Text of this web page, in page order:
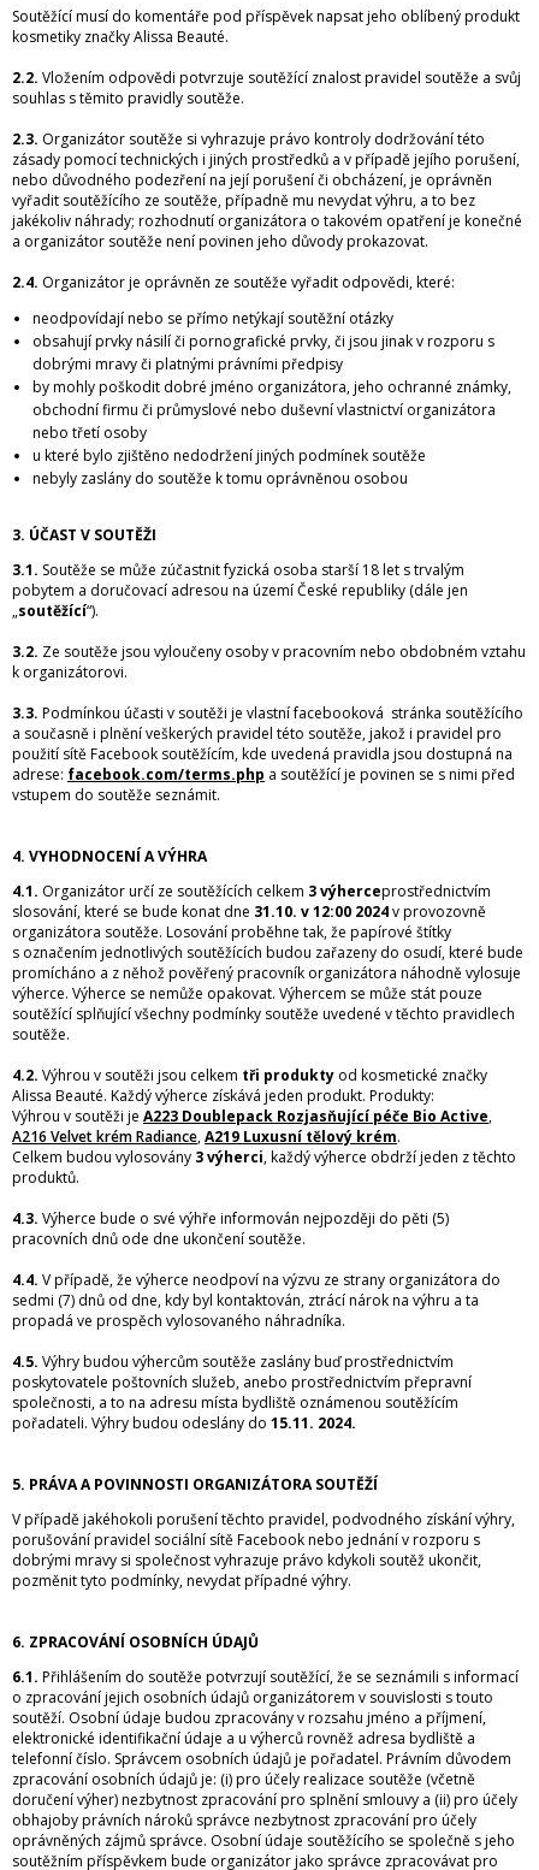
Soutěžící musí do komentáře pod příspěvek napsat jeho oblíbený produkt
kosmetiky značky Alissa Beauté.
2.2. Vložením odpovědi potvrzuje soutěžící znalost pravidel soutěže a svůj
souhlas s těmito pravidly soutěže.
2.3. Organizátor soutěže si vyhrazuje právo kontroly dodržování této
zásady pomocí technických i jiných prostředků a v případě jejího porušení,
nebo důvodného podezření na její porušení či obcházení, je oprávněn
vyřadit soutěžícího ze soutěže, případně mu nevydat výhru, a to bez
jakékoliv náhrady; rozhodnutí organizátora o takovém opatření je konečné
a organizátor soutěže není povinen jeho důvody prokazovat.
2.4. Organizátor je oprávněn ze soutěže vyřadit odpovědi, které:
neodpovídají nebo se přímo netýkají soutěžní otázky
obsahují prvky násilí či pornografické prvky, či jsou jinak v rozporu s
dobrými mravy či platnými právními předpisy
by mohly poškodit dobré jméno organizátora, jeho ochranné známky,
obchodní firmu či průmyslové nebo duševní vlastnictví organizátora
nebo třetí osoby
u které bylo zjištěno nedodržení jiných podmínek soutěže
nebyly zaslány do soutěže k tomu oprávněnou osobou
3. ÚČAST V SOUTĚŽI
3.1. Soutěže se může zúčastnit fyzická osoba starší 18 let s trvalým
pobytem a doručovací adresou na území České republiky (dále jen
„soutěžící“).
3.2. Ze soutěže jsou vyloučeny osoby v pracovním nebo obdobném vztahu
k organizátorovi.
3.3. Podmínkou účasti v soutěži je vlastní facebooková stránka soutěžícího
a současně i plnění veškerých pravidel této soutěže, jakož i pravidel pro
použití sítě Facebook soutěžícím, kde uvedená pravidla jsou dostupná na
adrese: facebook.com/terms.php a soutěžící je povinen se s nimi před
vstupem do soutěže seznámit.
4. VYHODNOCENÍ A VÝHRA
4.1. Organizátor určí ze soutěžících celkem 3 výherceprostřednictvím
slosování, které se bude konat dne 31.10. v 12:00 2024v provozovně
organizátora soutěže. Losování proběhne tak, že papírové štítky
s označením jednotlivých soutěžících budou zařazeny do osudí, které bude
promícháno a z něhož pověřený pracovník organizátora náhodně vylosuje
výherce. Výherce se nemůže opakovat. Výhercem se může stát pouze
soutěžící splňující všechny podmínky soutěže uvedené v těchto pravidlech
soutěže.
4.2. Výhrou v soutěži jsou celkem tři produkty od kosmetické značky
Alissa Beauté. Každý výherce získává jeden produkt. Produkty:
Výhrou v soutěži je A223 Doublepack Rozjasňující péče Bio Active,
A216 Velvet krém Radiance,A219 Luxusní tělový krém.
Celkem budou vylosovány 3 výherci, každý výherce obdrží jeden z těchto
produktů.
4.3. Výherce bude o své výhře informován nejpozději do pěti (5)
pracovních dnů ode dne ukončení soutěže.
4.4. V případě, že výherce neodpoví na výzvu ze strany organizátora do
sedmi (7) dnů od dne, kdy byl kontaktován, ztrácí nárok na výhru a ta
propadá ve prospěch vylosovaného náhradníka.
4.5. Výhry budou výhercům soutěže zaslány buď prostřednictvím
poskytovatele poštovních služeb, anebo prostřednictvím přepravní
společnosti, a to na adresu místa bydliště oznámenou soutěžícím
pořadateli. Výhry budou odeslány do 15.11. 2024.
5. PRÁVA A POVINNOSTI ORGANIZÁTORA SOUTĚŽÍ
V případě jakéhokoli porušení těchto pravidel, podvodného získání výhry,
porušování pravidel sociální sítě Facebook nebo jednání v rozporu s
dobrými mravy si společnost vyhrazuje právo kdykoli soutěž ukončit,
pozměnit tyto podmínky, nevydat případné výhry.
6. ZPRACOVÁNÍ OSOBNÍCH ÚDAJŮ
6.1. Přihlášením do soutěže potvrzují soutěžící, že se seznámili s informací
o zpracování jejich osobních údajů organizátorem v souvislosti s touto
soutěží. Osobní údaje budou zpracovány v rozsahu jméno a příjmení,
elektronické identifikační údaje a u výherců rovněž adresa bydliště a
telefonní číslo. Správcem osobních údajů je pořadatel. Právním důvodem
zpracování osobních údajů je: (i) pro účely realizace soutěže (včetně
doručení výher) nezbytnost zpracování pro splnění smlouvy a (ii) pro účely
obhajoby právních nároků správce nezbytnost zpracování pro účely
oprávněných zájmů správce. Osobní údaje soutěžícího se společně s jeho
soutěžním příspěvkem bude organizátor jako správce zpracovávat pro